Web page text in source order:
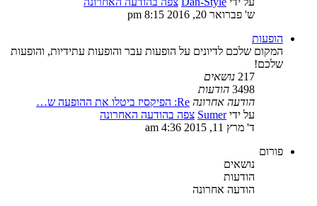
ש' פברואר 20, 2016 8:15 pm
הופעות
המקום שלכם לדיונים על הופעות עבר והופעות עתידיות, והופעות
שלכם!
217 נושאים
3498 הודעות
הודעה אחרונה Re: הפיקסיז ביטלו את ההופעה ש…
על ידיSumer צפה בהודעה האחרונה
ד' מרץ 11, 2015 4:36 am
פורום
נושאים
הודעות
הודעה אחרונה